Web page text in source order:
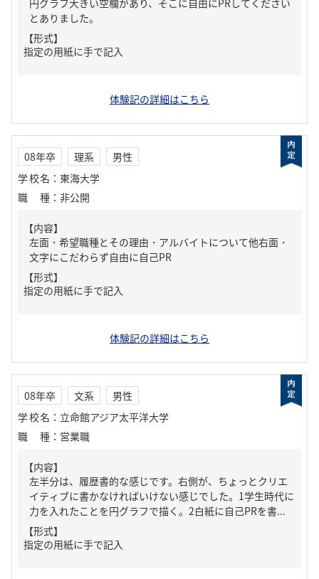
円グラフ大きい空欄があり、そこに自由にPRしてください
とありました。
【形式】
指定の用紙に手で記入
体験記の詳細はこちら
08年卒 理系
男性
学校名 ： 東海大学
職種 ： 非公開
【内容】
左面・希望職種とその理由・アルバイトについて他右面・
文字にこだわらず自由に自己PR
【形式】
指定の用紙に手で記入
体験記の詳細はこちら
08年卒 文系
男性
学校名 ： 立命館アジア太平洋大学
職種 ： 営業職
【内容】
左半分は、履歴書的な感じです。右側が、ちょっとクリエ
イティブに書かなければいけない感じでした。1学生時代に
力を入れたことを円グラフで描く。2白紙に自己PRを書...
【形式】
指定の用紙に手で記入